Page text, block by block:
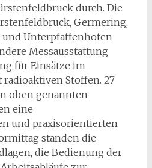
durch. Die
Germering,
und Unterpfaffenhofen
Messausstattung
für Einsätze im
Stoffen. 27
oben genannten
eine
und praxisorientierten
standen die
die Bedienung der